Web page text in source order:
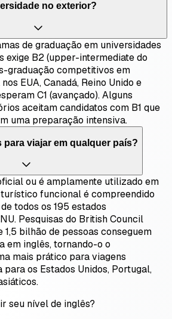
no exterior?
de graduação em universidades
exige B2 (upper-intermediate do
graduação competitivos em
EUA, Canadá, Reino Unido e
C1 (avançado). Alguns
aceitam candidatos com B1 que
uma preparação intensiva.
para viajar em qualquer país?
ou é amplamente utilizado em
funcional é compreendido
todos os 195 estados
Pesquisas do British Council
1,5 bilhão de pessoas conseguem
em inglês, tornando-o o
mais prático para viagens
os Estados Unidos, Portugal,
seu nível de inglês?